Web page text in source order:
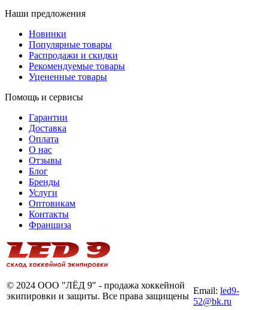
Наши предложения
Новинки
Популярные товары
Распродажи и скидки
Рекомендуемые товары
Уцененные товары
Помощь и сервисы
Гарантии
Доставка
Оплата
О нас
Отзывы
Блог
Бренды
Услуги
Оптовикам
Контакты
Франшиза
© 2024 ООО "ЛЁД 9" - продажа хоккейной
экипировки и защиты. Все права защищены
Email: led9-
52@bk.ru